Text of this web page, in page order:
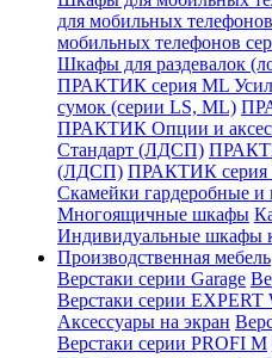
для мобильных
мобильных телефонов
Шкафы для раздевалок
ПРАКТИК серия ML
сумок (серии LS, ML)
ПРАКТИК Опции и
Стандарт (ЛДСП)
(ЛДСП) ПРАКТИК серия
Скамейки гардеробные и
Многоящичные шкафы
Индивидуальные шкафы
Производственная мебель
Верстаки серии Garage
Верстаки серии EXPERT
Аксессуары на экран
Верстаки серии PROFI M